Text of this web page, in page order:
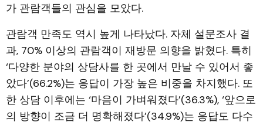
가 관람객들의 관심을 모았다.
관람객 만족도 역시 높게 나타났다. 자체 설문조사 결
과, 70% 이상의 관람객이 재방문 의향을 밝혔다. 특히
‘다양한 분야의 상담사를 한 곳에서 만날 수 있어서 좋
았다’(66.2%)는 응답이 가장 높은 비중을 차지했다. 또
한 상담 이후에는 ‘마음이 가벼워졌다’(36.3%), ‘앞으로
의 방향이 조금 더 명확해졌다’(34.9%)는 응답도 다수